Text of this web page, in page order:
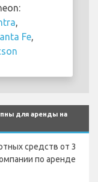
,
Fe,
для аренды на
средств от 3
по аренде